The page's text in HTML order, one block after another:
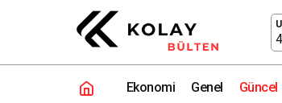
Ekonomi Genel Güncel
Kadın
İlaçlama ile Sağlıklı